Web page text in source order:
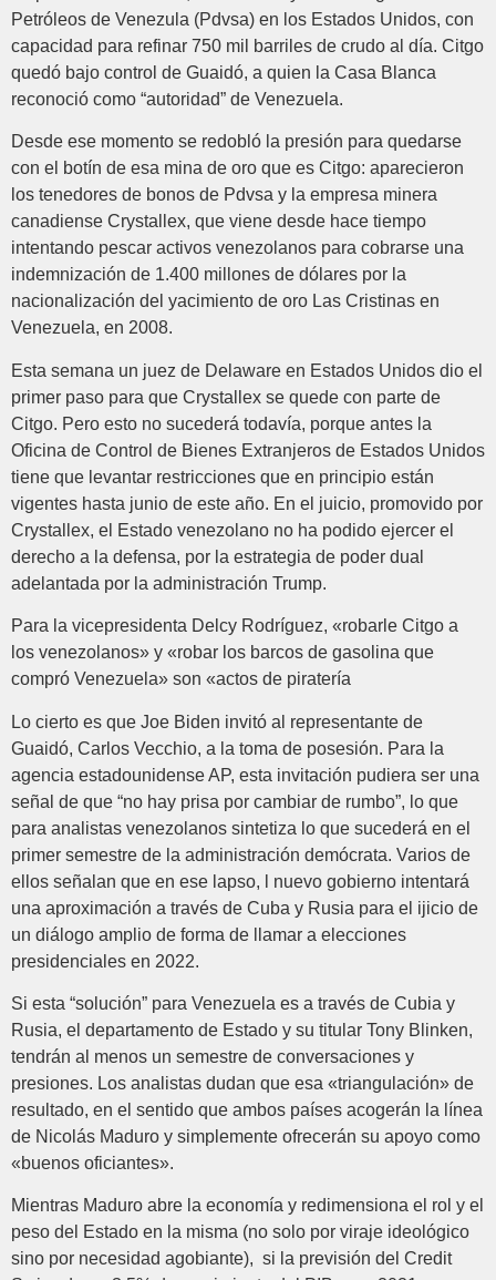
Petróleos de Venezula (Pdvsa) en los Estados Unidos, con
capacidad para refinar 750 mil barriles de crudo al día. Citgo
quedó bajo control de Guaidó, a quien la Casa Blanca
reconoció como “autoridad” de Venezuela.
Desde ese momento se redobló la presión para quedarse
con el botín de esa mina de oro que es Citgo: aparecieron
los tenedores de bonos de Pdvsa y la empresa minera
canadiense Crystallex, que viene desde hace tiempo
intentando pescar activos venezolanos para cobrarse una
indemnización de 1.400 millones de dólares por la
nacionalización del yacimiento de oro Las Cristinas en
Venezuela, en 2008.
Esta semana un juez de Delaware en Estados Unidos dio el
primer paso para que Crystallex se quede con parte de
Citgo. Pero esto no sucederá todavía, porque antes la
Oficina de Control de Bienes Extranjeros de Estados Unidos
tiene que levantar restricciones que en principio están
vigentes hasta junio de este año. En el juicio, promovido por
Crystallex, el Estado venezolano no ha podido ejercer el
derecho a la defensa, por la estrategia de poder dual
adelantada por la administración Trump.
Para la vicepresidenta Delcy Rodríguez, «robarle Citgo a
los venezolanos» y «robar los barcos de gasolina que
compró Venezuela» son «actos de piratería
Lo cierto es que Joe Biden invitó al representante de
Guaidó, Carlos Vecchio, a la toma de posesión. Para la
agencia estadounidense AP, esta invitación pudiera ser una
señal de que “no hay prisa por cambiar de rumbo”, lo que
para analistas venezolanos sintetiza lo que sucederá en el
primer semestre de la administración demócrata. Varios de
ellos señalan que en ese lapso, l nuevo gobierno intentará
una aproximación a través de Cuba y Rusia para el ijicio de
un diálogo amplio de forma de llamar a elecciones
presidenciales en 2022.
Si esta “solución” para Venezuela es a través de Cubia y
Rusia, el departamento de Estado y su titular Tony Blinken,
tendrán al menos un semestre de conversaciones y
presiones. Los analistas dudan que esa «triangulación» de
resultado, en el sentido que ambos países acogerán la línea
de Nicolás Maduro y simplemente ofrecerán su apoyo como
«buenos oficiantes».
Mientras Maduro abre la economía y redimensiona el rol y el
peso del Estado en la misma (no solo por viraje ideológico
sino por necesidad agobiante), si la previsión del Credit